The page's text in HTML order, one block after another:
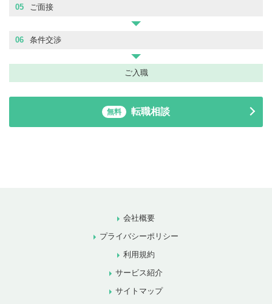
05 ご面接
06 条件交渉
ご入職
無料 転職相談
会社概要
プライバシーポリシー
利用規約
サービス紹介
サイトマップ